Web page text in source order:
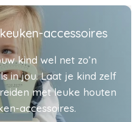
accessoires
kind wel net zo’n
in jou. Laat je kind zelf
met leuke houten
accessoires.